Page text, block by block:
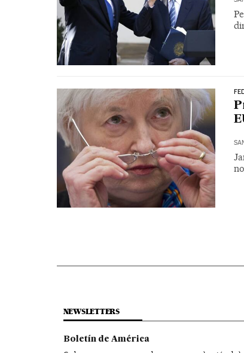
NEWSLETTERS
Boletín de América